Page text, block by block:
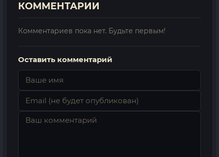
КОММЕНТАРИИ
Комментариев пока нет. Будьте первым!
Оставить комментарий